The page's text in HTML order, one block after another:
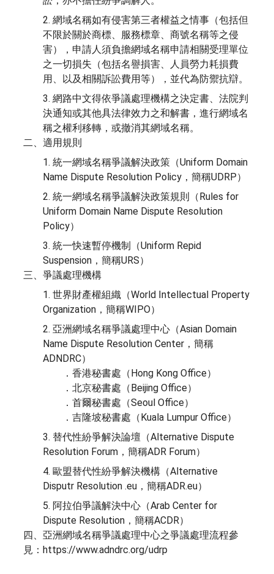
2. 網域名稱如有侵害第三者權益之情事（包括但
不限於關於商標、服務標章、商號名稱等之侵
害），申請人須負擔網域名稱申請相關受理單位
之一切損失（包括名譽損害、人員勞力耗損費
用、以及相關訴訟費用等），並代為防禦抗辯。
3. 網路中文得依爭議處理機構之決定書、法院判
決通知或其他具法律效力之和解書，進行網域名
稱之權利移轉，或撤消其網域名稱。
二、適用規則
1. 統一網域名稱爭議解決政策（Uniform Domain
Name Dispute Resolution Policy，簡稱UDRP）
2. 統一網域名稱爭議解決政策規則（Rules for
Uniform Domain Name Dispute Resolution
Policy）
3. 統一快速暫停機制（Uniform Repid
Suspension，簡稱URS）
三、爭議處理機構
1. 世界財產權組織（World Intellectual Property
Organization，簡稱WIPO）
2. 亞洲網域名稱爭議處理中心（Asian Domain
Name Dispute Resolution Center，簡稱
ADNDRC）
．香港秘書處（Hong Kong Office）
．北京秘書處（Beijing Office）
．首爾秘書處（Seoul Office）
．吉隆坡秘書處（Kuala Lumpur Office）
3. 替代性紛爭解決論壇（Alternative Dispute
Resolution Forum，簡稱ADR Forum）
4. 歐盟替代性紛爭解決機構（Alternative
Disputr Resolution .eu，簡稱ADR.eu）
5. 阿拉伯爭議解決中心（Arab Center for
Dispute Resolution，簡稱ACDR）
四、亞洲網域名稱爭議處理中心之爭議處理流程參
見：https://www.adndrc.org/udrp